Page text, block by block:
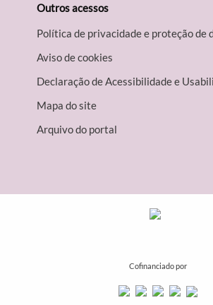
Outros acessos
Política de privacidade e proteção de
Aviso de cookies
Declaração de Acessibilidade e
Mapa do site
Arquivo do portal
Cofinanciado por